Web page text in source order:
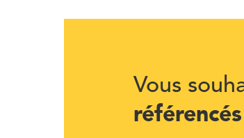
Vous
référencés